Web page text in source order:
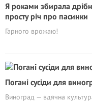
Я роками збирала
просту річ про пасинки
Гарного врожаю!
Погані сусіди для
Виноград — вдячна